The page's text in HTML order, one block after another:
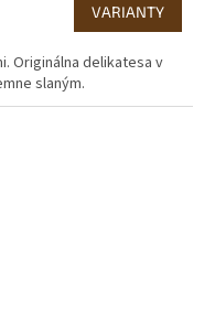
VARIANTY
Originálna delikatesa v
slaným.